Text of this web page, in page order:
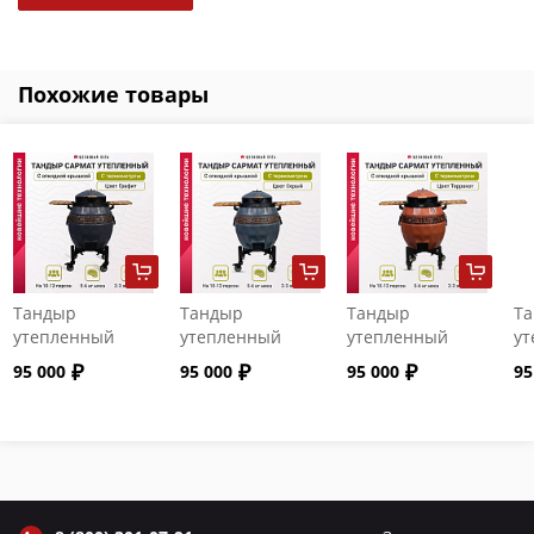
Похожие товары
Тандыр
утепленный
"Сармат" с
откидной
95 000
Тандыр
утепленный
"Сармат" с
откидной
95 000
Тандыр
утепленный
"Сармат" с
откидной
95 000